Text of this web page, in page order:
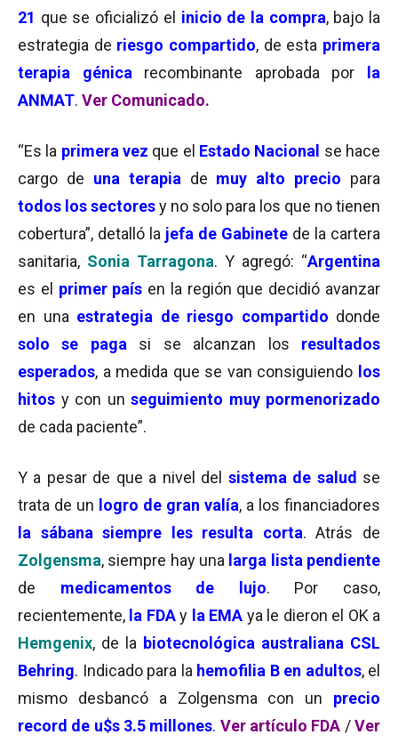
21 que se oficializó el inicio de la compra, bajo la
estrategia de riesgo compartido, de esta primera
terapia génica
recombinante aprobada por
la
ANMAT. Ver Comunicado.
“Es la primera vez que el Estado Nacional se hace
cargo de una terapia de muy alto precio para
todos los sectoresy no solo para los que no tienen
cobertura”, detalló la jefa de Gabinete de la cartera
sanitaria, Sonia Tarragona. Y agregó: “Argentina
es el primer país en la región que decidió avanzar
en una estrategia de riesgo compartido donde
solo se paga
si se alcanzan los resultados
esperados, a medida que se van consiguiendo los
hitos y con un seguimiento muy pormenorizado
de cada paciente”.
Y a pesar de que a nivel del sistema de salud se
trata de un logro de gran valía, a los financiadores
la sábana siempre les resulta corta. Atrás de
Zolgensma, siempre hay una larga lista pendiente
de medicamentos de lujo. Por caso,
recientemente, la FDAy la EMA ya le dieron el OK a
Hemgenix, de la biotecnológica australiana CSL
Behring. Indicado para la hemofilia B en adultos, el
mismo desbancó a Zolgensma con un precio
record de u$s 3.5 millones. Ver artículo FDA /Ver